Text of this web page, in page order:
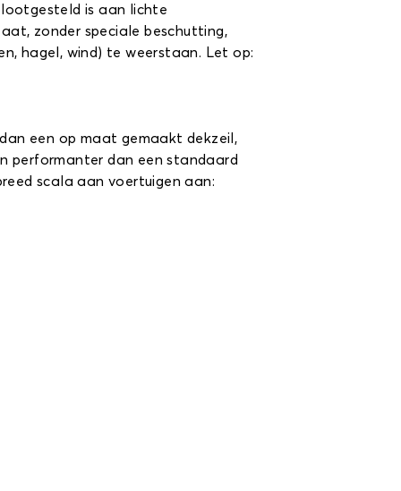
is aan lichte
zonder speciale beschutting,
hagel, wind) te weerstaan. Let op:
een op maat gemaakt dekzeil,
performanter dan een standaard
scala aan voertuigen aan: